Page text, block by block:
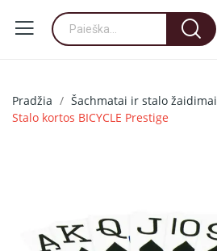
Pradžia Šachmatai ir stalo žaidimai
Stalo kortos BICYCLE Prestige